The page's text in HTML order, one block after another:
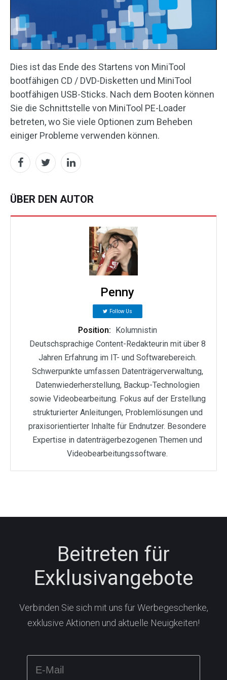
Dies ist das Ende des Startens von MiniTool
bootfähigen CD / DVD-Disketten und MiniTool
bootfähigen USB-Sticks. Nach dem Booten können
Sie die Schnittstelle von MiniTool PE-Loader
betreten, wo Sie viele Optionen zum Beheben
einiger Probleme verwenden können.
ÜBER DEN AUTOR
Penny
Follow Us
Position:
Kolumnistin
Deutschsprachige Content-Redakteurin mit über 8
Jahren Erfahrung im IT- und Softwarebereich.
Schwerpunkte umfassen Datenträgerverwaltung,
Datenwiederherstellung, Backup-Technologien
sowie Videobearbeitung. Fokus auf der Erstellung
strukturierter Anleitungen, Problemlösungen und
praxisorientierter Inhalte für Endnutzer. Besondere
Expertise in datenträgerbezogenen Themen und
Videobearbeitungssoftware.
Beitreten für
Exklusivangebote
Verbinden Sie sich mit uns für Werbegeschenke,
exklusive Aktionen und aktuelle Neuigkeiten!